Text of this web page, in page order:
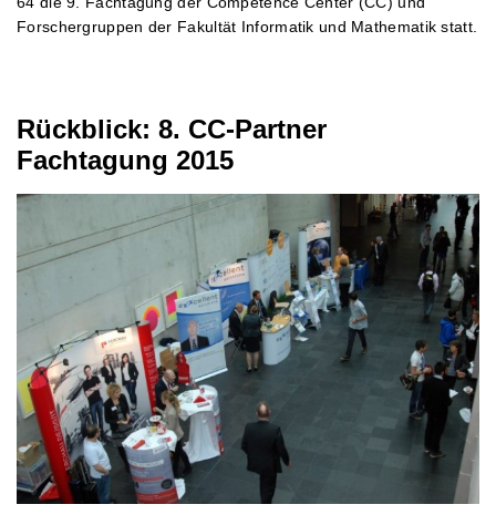
Forschergruppen der Fakultät Informatik und Mathematik statt.
Rückblick: 8. CC-Partner
Fachtagung 2015